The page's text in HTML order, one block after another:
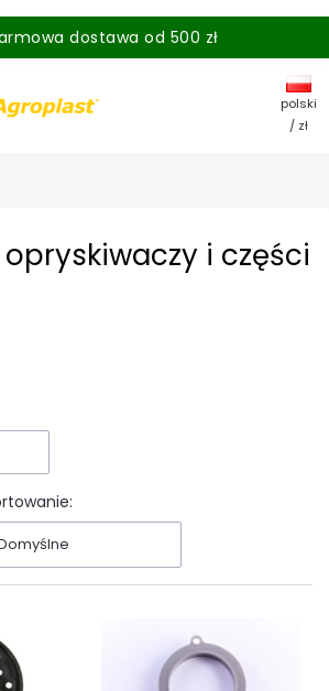
dostawa od 500 zł
polski
/ zł
i części